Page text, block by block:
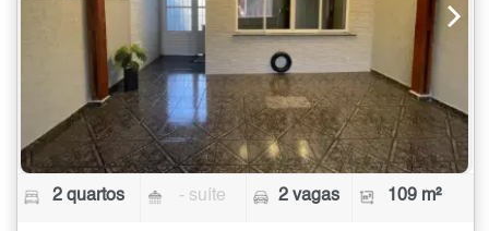
2 quartos - suíte 2 vagas 109 m²